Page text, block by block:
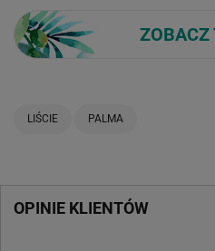
ZOBACZ
LIŚCIE PALMA
OPINIE KLIENTÓW